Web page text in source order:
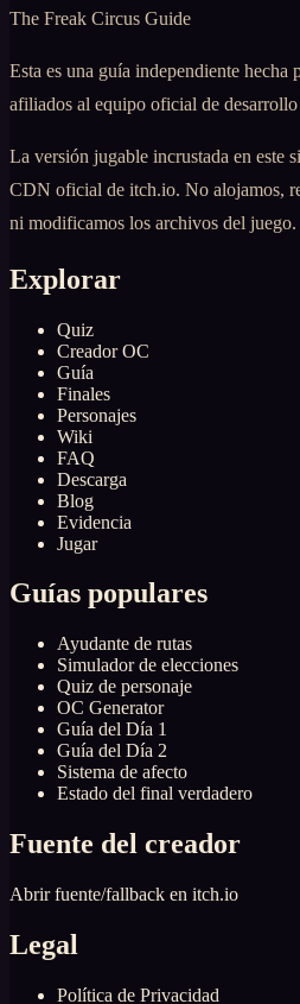
The Freak Circus Guide
Esta es una guía independiente hecha
afiliados al equipo oficial de
La versión jugable incrustada en este
CDN oficial de itch.io. No alojamos,
ni modificamos los archivos del juego.
Explorar
Quiz
Creador OC
Guía
Finales
Personajes
Wiki
FAQ
Descarga
Blog
Evidencia
Jugar
Guías populares
Ayudante de rutas
Simulador de elecciones
Quiz de personaje
OC Generator
Guía del Día 1
Guía del Día 2
Sistema de afecto
Estado del final verdadero
Fuente del creador
Abrir fuente/fallback en itch.io
Legal
Política de Privacidad